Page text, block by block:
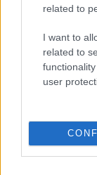
related to
I want to
related to
user
Gène
font l'objet
de cette